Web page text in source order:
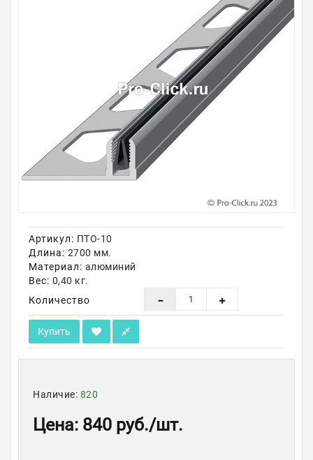
Крепёж и крепления
Садовая мебель
Оплата
Доставка
Контакты
Акции
Артикул: ПТО-10
Длина: 2700 мм.
Материал: алюминий
Вес: 0,40 кг.
Количество
Купить
Наличие: 820
Цена: 840 руб./шт.